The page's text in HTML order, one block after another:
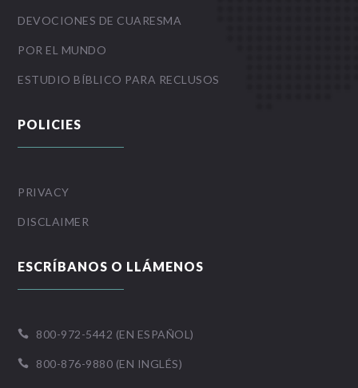
DEVOCIONES DE CUARESMA
POR EL MUNDO
ESTUDIO BÍBLICO PARA RECLUSOS
POLICIES
PRIVACY
DISCLAIMER
ESCRÍBANOS O LLÁMENOS
 800-972-5442 (EN ESPAÑOL)
 800-876-9880 (EN INGLÉS)